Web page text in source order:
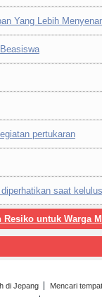
Yang Lebih
pertukaran
saat
Resiko untuk Warga
di Jepang
Mencari